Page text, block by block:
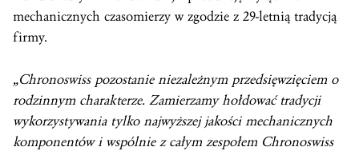
mechanicznych czasomierzy w zgodzie z 29-letnią tradycją
firmy.
„Chronoswiss pozostanie niezależnym przedsięwzięciem o
rodzinnym charakterze. Zamierzamy hołdować tradycji
wykorzystywania tylko najwyższej jakości mechanicznych
komponentów i wspólnie z całym zespołem Chronoswiss